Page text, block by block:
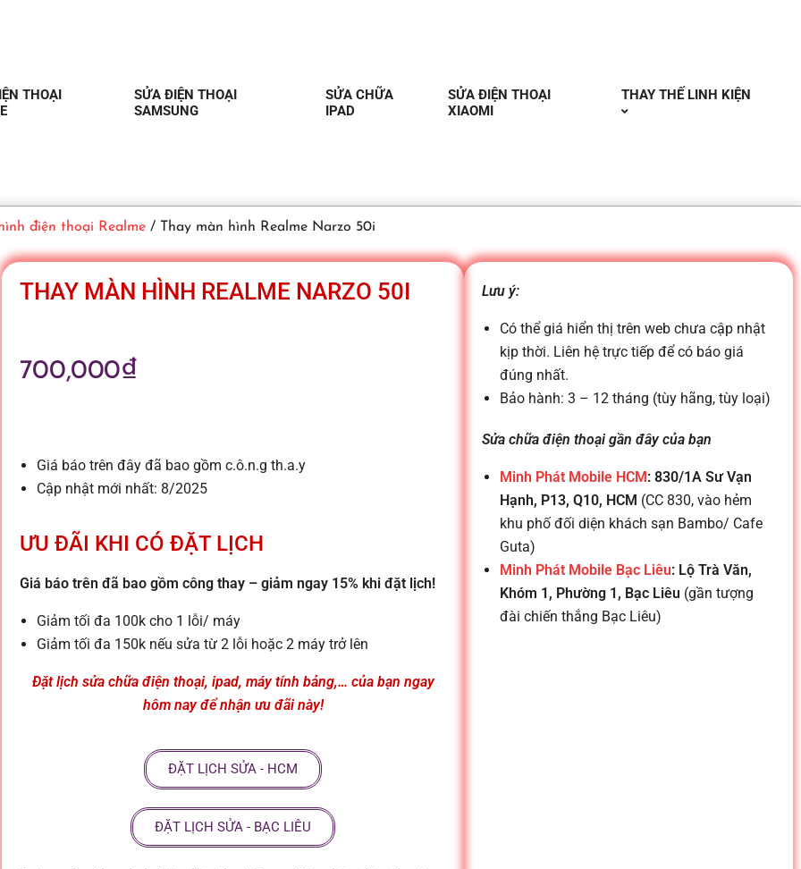
THOẠI
SỬA ĐIỆN THOẠI
SAMSUNG
SỬA CHỮA
IPAD
SỬA ĐIỆN THOẠI
XIAOMI
THAY THẾ LINH KIỆN
điện thoại Realme / Thay màn hình Realme Narzo 50i
THAY MÀN HÌNH REALME NARZO 50I
700,000₫
Giá báo trên đây đã bao gồm c.ô.n.g th.a.y
Cập nhật mới nhất: 8/2025
ƯU ĐÃI KHI CÓ ĐẶT LỊCH
Giá báo trên đã bao gồm công thay – giảm ngay 15% khi đặt lịch!
Giảm tối đa 100k cho 1 lỗi/ máy
Giảm tối đa 150k nếu sửa từ 2 lỗi hoặc 2 máy trở lên
Đặt lịch sửa chữa điện thoại, ipad, máy tính bảng,… của bạn ngay
hôm nay để nhận ưu đãi này!
ĐẶT LỊCH SỬA - HCM
ĐẶT LỊCH SỬA - BẠC LIÊU
Lưu ý:
Có thể giá hiển thị trên web chưa cập nhật
kịp thời. Liên hệ trực tiếp để có báo giá
đúng nhất.
Bảo hành: 3 – 12 tháng (tùy hãng, tùy loại)
Sửa chữa điện thoại gần đây của bạn
Minh Phát Mobile HCM: 830/1A Sư Vạn
Hạnh, P13, Q10, HCM (CC 830, vào hẻm
khu phố đối diện khách sạn Bambo/ Cafe
Guta)
Minh Phát Mobile Bạc Liêu: Lộ Trà Văn,
Khóm 1, Phường 1, Bạc Liêu (gần tượng
đài chiến thắng Bạc Liêu)